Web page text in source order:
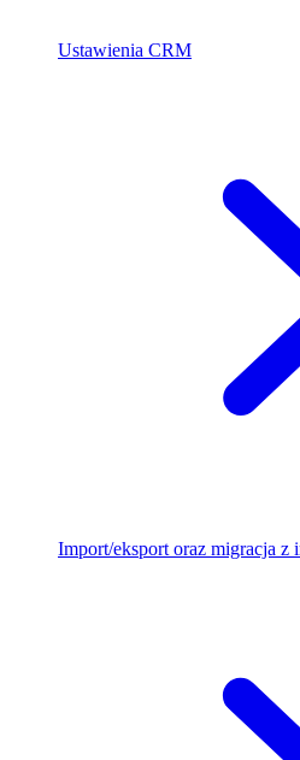
Ustawienia CRM
Import/eksport oraz migracja z